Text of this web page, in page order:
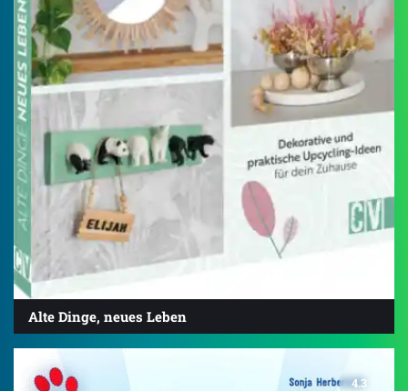
Alte Dinge, neues Leben
4.3